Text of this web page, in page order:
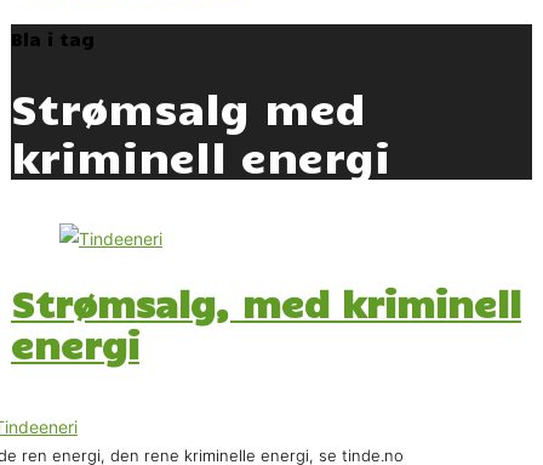
Bla i tag
Strømsalg med
kriminell energi
Strømsalg, med kriminell
energi
ren energi, den rene kriminelle energi, se tinde.no